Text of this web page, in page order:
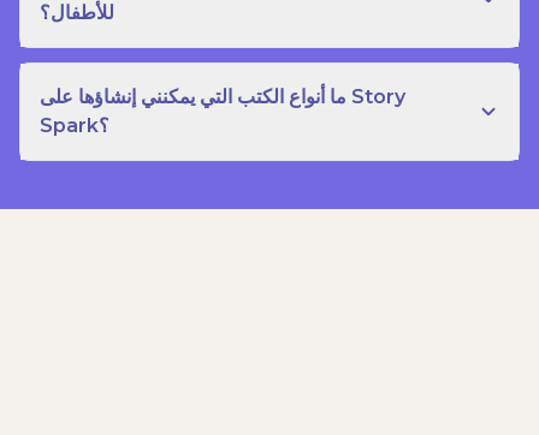
للأطفال؟
ما أنواع الكتب التي يمكنني إنشاؤها على Story
Spark؟